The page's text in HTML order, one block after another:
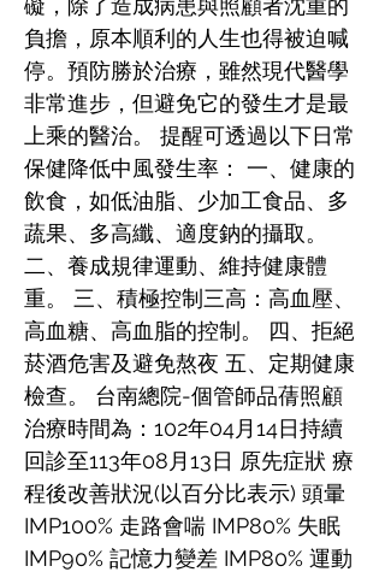
礙，除了造成病患與照顧者沈重的
負擔，原本順利的人生也得被迫喊
停。預防勝於治療，雖然現代醫學
非常進步，但避免它的發生才是最
上乘的醫治。 提醒可透過以下日常
保健降低中風發生率： 一、健康的
飲食，如低油脂、少加工食品、多
蔬果、多高纖、適度鈉的攝取。
二、養成規律運動、維持健康體
重。 三、積極控制三高：高血壓、
高血糖、高血脂的控制。 四、拒絕
菸酒危害及避免熬夜 五、定期健康
檢查。 台南總院-個管師品蒨照顧
治療時間為：102年04月14日持續
回診至113年08月13日 原先症狀 療
程後改善狀況(以百分比表示) 頭暈
IMP100% 走路會喘 IMP80% 失眠
IMP90% 記憶力變差 IMP80% 運動